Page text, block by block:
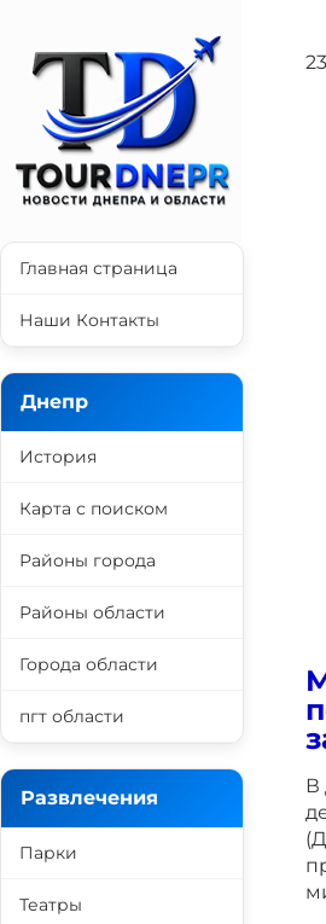
В
Главная страница
Наши Контакты
Днепр
История
Карта с поиском
Районы города
Районы области
Города области
пгт области
Развлечения
Парки
Театры